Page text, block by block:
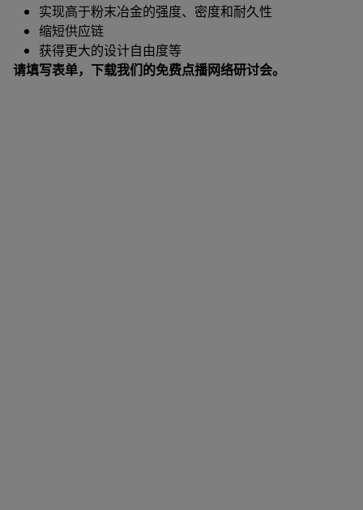
实现高于粉末冶金的强度、密度和耐久性
缩短供应链
获得更大的设计自由度等
请填写表单，下载我们的免费点播网络研讨会。